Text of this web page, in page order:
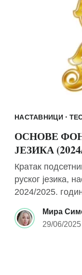
НАСТАВНИЦИ·
ОСНОВЕ
ЈЕЗИКА
Кратак
руског језика,
2024/2025.
Мира
29/06/2025